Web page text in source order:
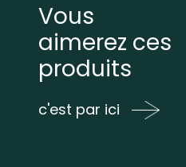
Vous
aimerez ces
produits
c'est par ici